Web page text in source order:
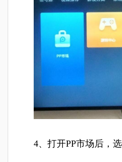
4、打开PP市场后，选